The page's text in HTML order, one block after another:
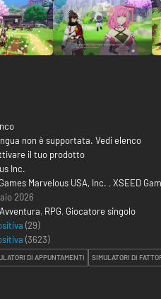
non è supportata. Vedi elenco
il tuo prodotto
Inc.
Marvelous USA, Inc. , XSEED
2026
Avventura, RPG, Giocatore singolo
(29)
(3623)
DI APPUNTAMENTI SIMULATORI DI